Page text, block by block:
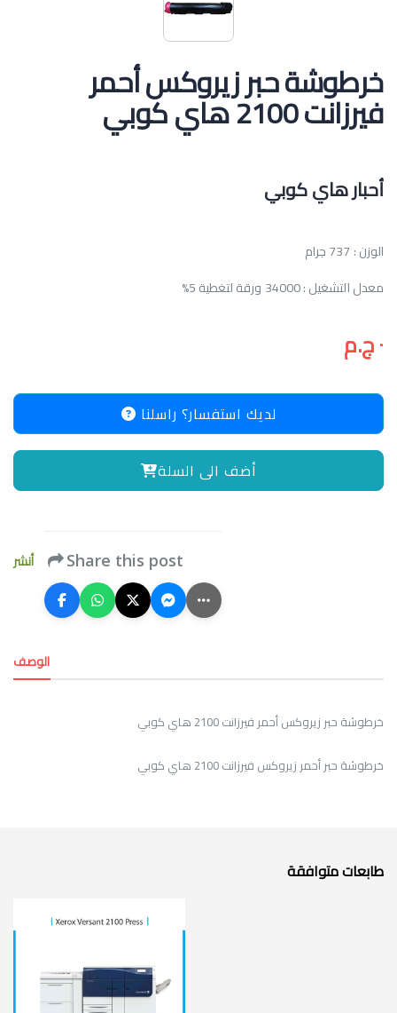
خرطوشة حبر زيروكس أحمر
فيرزانت 2100 هاي كوبي
أحبار هاي كوبي
الوزن : 737 جرام
معدل التشغيل : 34000 ورقة لتغطية 5%
٠ ج.م
لديك استفسار؟ راسلنا
أضف الى السلة
أنشر Share this post
الوصف
خرطوشة حبر زيروكس أحمر فيرزانت 2100 هاي كوبي
خرطوشة حبر أحمر زيروكس فيرزانت 2100 هاي كوبي
طابعات متوافقة